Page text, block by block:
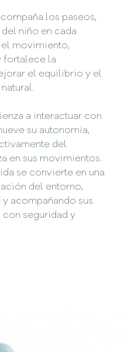
los paseos,
niño en cada
el movimiento,
fortalece la
el equilibrio y el
a interactuar con
su autonomía,
del
en sus movimientos.
se convierte en una
del entorno,
acompañando sus
seguridad y